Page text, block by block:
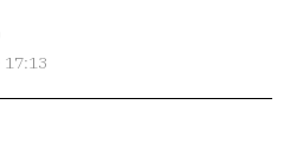
17:13